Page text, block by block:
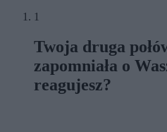
1
Twoja druga
zapomniała o
reagujesz?